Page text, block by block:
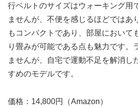
行ベルトのサイズはウォーキング用
ませんが、不便を感じるほどではあ
もコンパクトであり、部屋において
り畳みが可能である点も魅力です。
ませんが、自宅で運動不足を解消し
すめのモデルです。
価格：14,800円（Amazon）